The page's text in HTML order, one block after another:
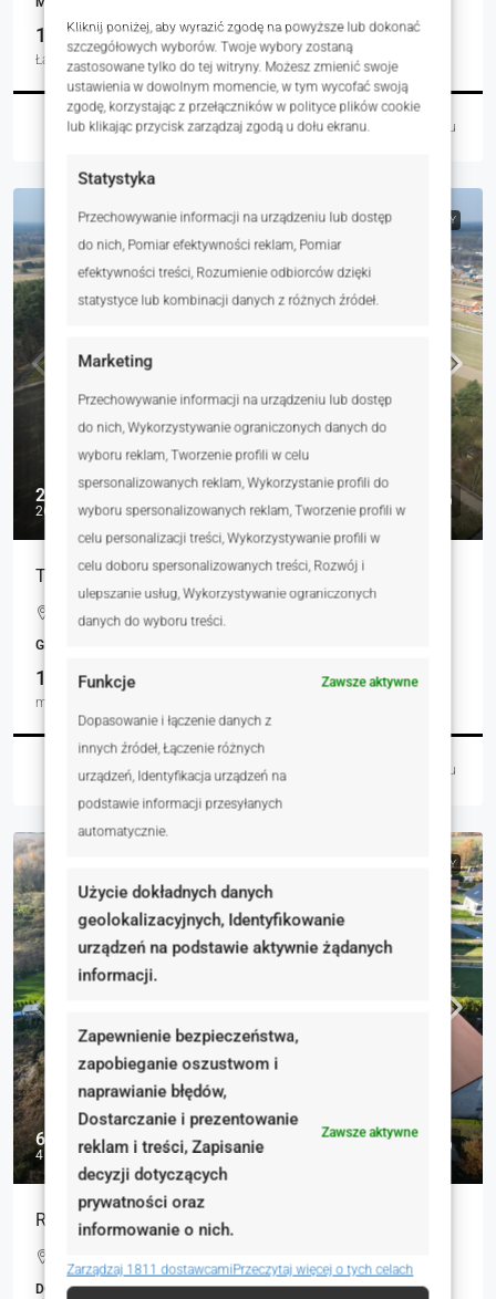
Kliknij poniżej, aby wyrazić zgodę na powyższe lub dokonać
szczegółowych wyborów. Twoje wybory zostaną
zastosowane tylko do tej witryny. Możesz zmienić swoje
ustawienia w dowolnym momencie, w tym wycofać swoją
zgodę, korzystając z przełączników w polityce plików cookie
lub klikając przycisk zarządzaj zgodą u dołu ekranu.
Statystyka
Przechowywanie informacji na urządzeniu lub dostęp
do nich, Pomiar efektywności reklam, Pomiar
efektywności treści, Rozumienie odbiorców dzięki
statystyce lub kombinacji danych z różnych źródeł.
Marketing
Przechowywanie informacji na urządzeniu lub dostęp
do nich, Wykorzystywanie ograniczonych danych do
wyboru reklam, Tworzenie profili w celu
spersonalizowanych reklam, Wykorzystanie profili do
wyboru spersonalizowanych reklam, Tworzenie profili w
celu personalizacji treści, Wykorzystywanie profili w
celu doboru spersonalizowanych treści, Rozwój i
ulepszanie usług, Wykorzystywanie ograniczonych
danych do wyboru treści.
Funkcje Zawsze aktywne
Dopasowanie i łączenie danych z
innych źródeł, Łączenie różnych
urządzeń, Identyfikacja urządzeń na
podstawie informacji przesyłanych
automatycznie.
Użycie dokładnych danych
geolokalizacyjnych, Identyfikowanie
urządzeń na podstawie aktywnie żądanych
informacji.
Zapewnienie bezpieczeństwa,
zapobieganie oszustwom i
naprawianie błędów,
Dostarczanie i prezentowanie
reklam i treści, Zapisanie
decyzji dotyczących
prywatności oraz
informowanie o nich.
Zawsze aktywne
Zarządzaj 1811 dostawcamiPrzeczytaj więcej o tych celach
1
Łazienka
90.00
m²
Łukasz Czaja 2 dni temu
NA SPRZEDAŻ RYNEK WTÓRNY
275 000 zł
267 zł
Twój prywatny las 15 minut od Gliwic
Tworogowska, Sierakowice, Polska
GRUNTY
1029.00
m²
Łukasz Czaja 2 dni temu
RYNEK WTÓRNY
699 000 zł
4 369 zł
RUDNO: SOLIDNY DOM DLA DWÓCH RODZIN
DOMY, NIERUCHOMOŚCI MIESZKANIOWE